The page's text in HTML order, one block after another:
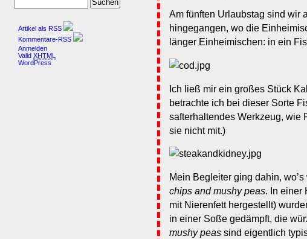
Am fünften Urlaubstag sind wir
hingegangen, wo die
länger Einheimischen: in ein
Ich ließ mir ein großes Stück
betrachte ich bei dieser Sorte
safterhaltendes Werkzeug, wie
sie nicht mit.)
Mein Begleiter ging dahin, wo’s
chips and mushy peas. In einer
mit Nierenfett hergestellt)
in einer Soße gedämpft, die
mushy peas sind eigentlich
Artikel als RSS
Kommentare-RSS
Anmelden
Valid XHTML
WordPress